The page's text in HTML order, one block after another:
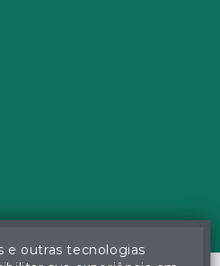
e outras tecnologias